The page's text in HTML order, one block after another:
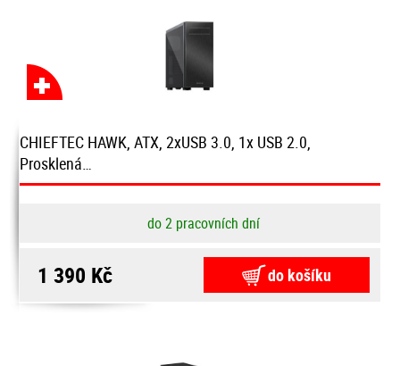
CHIEFTEC HAWK, ATX, 2xUSB 3.0, 1x USB 2.0,
Prosklená…
do 2 pracovních dní
1 390 Kč do košíku